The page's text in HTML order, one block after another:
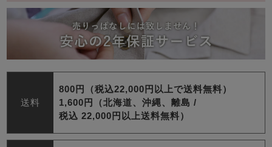
送料
800円（税込22,000円以上で送料無料）
1,600円（北海道、沖縄、離島 /
税込 22,000円以上送料無料）